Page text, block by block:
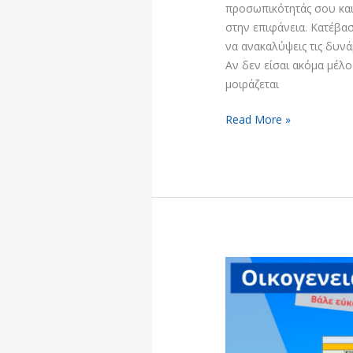
προσωπικότητάς σου
στην επιφάνεια.
να ανακαλύψεις τις
Αν δεν είσαι ακόμα
μοιράζεται
Read More »
FB
Live
Οικογενειακός